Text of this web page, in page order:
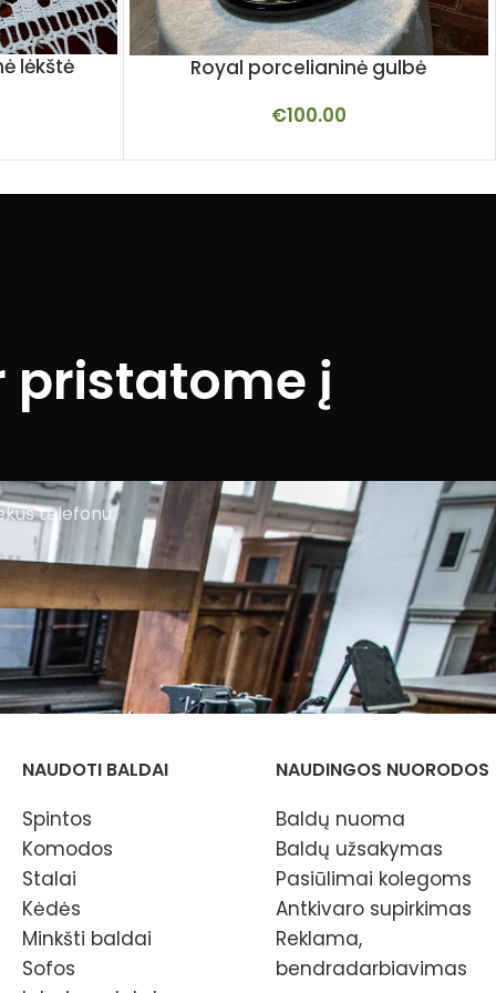
lėkštė
Royal porcelianinė gulbė
€100.00
pristatome į
telefonu.
NAUDOTI BALDAI
Spintos
Komodos
Stalai
Kėdės
Minkšti baldai
Sofos
NAUDINGOS NUORODOS
Baldų nuoma
Baldų užsakymas
Pasiūlimai kolegoms
Antkivaro supirkimas
Reklama,
bendradarbiavimas